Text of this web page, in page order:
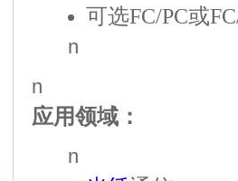
可选FC/PC或
n
n
应用领域：
n